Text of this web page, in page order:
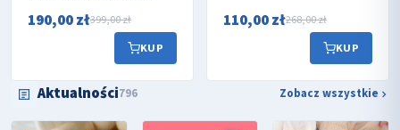
190,00 zł399,00 zł
KUP
110,00 zł268,00 zł
KUP
Aktualności796 Zobacz wszystkie